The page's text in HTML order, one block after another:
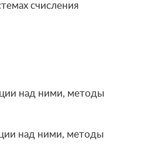
счисления
над ними, методы
над ними, методы